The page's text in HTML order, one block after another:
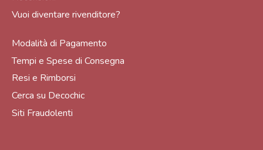
Vuoi diventare rivenditore?
Modalità di Pagamento
Tempi e Spese di Consegna
Resi e Rimborsi
Cerca su Decochic
Siti Fraudolenti